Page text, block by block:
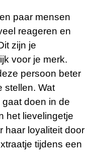
paar mensen
reageren en
zijn je
voor je merk.
persoon beter
stellen. Wat
doen in de
het lievelingetje
haar loyaliteit door
tijdens een